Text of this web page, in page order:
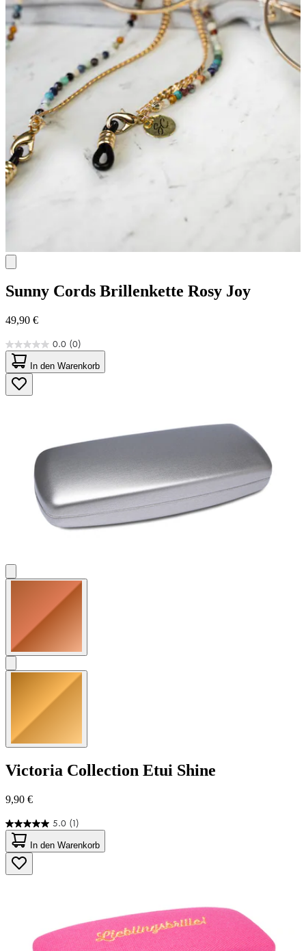
Sunny Cords Brillenkette Rosy Joy
49,90 €
0.0 (0)
0.0
von
5
Sternen.
In den Warenkorb
Victoria Collection Etui Shine
9,90 €
5.0 (1)
5.0
von
5
Sternen.
1
In den Warenkorb